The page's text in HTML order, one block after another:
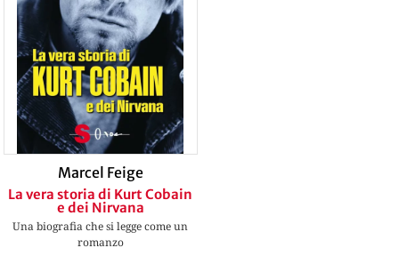
Marcel Feige
La vera storia di Kurt Cobain
e dei Nirvana
Una biografia che si legge come un
romanzo